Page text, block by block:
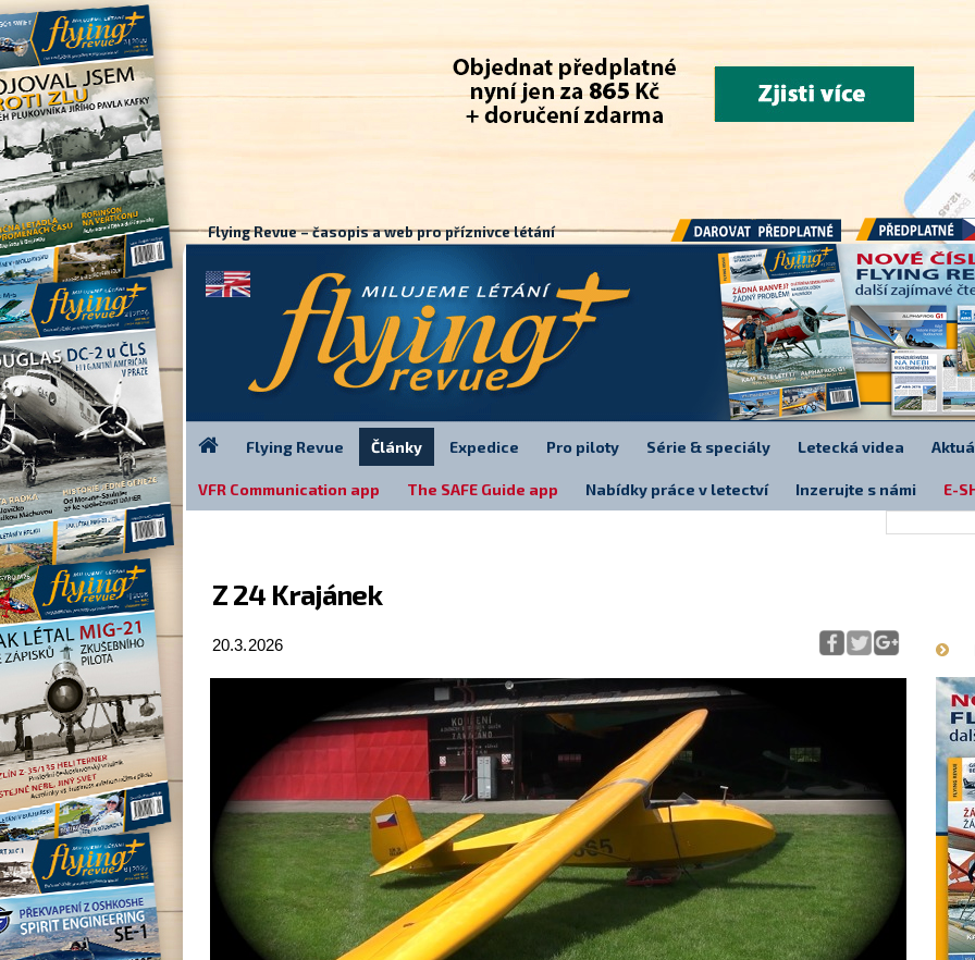
Z 24 Krajánek
20.3.2026
Flying Revue – časopis a web pro příznivce létání
Darovat předplatné Předplatné
Flying Revue Články Expedice Pro piloty Série & speciály Letecká videa
VFR Communication app The SAFE Guide app Nabídky práce v letectví Inzerujte s námi E-